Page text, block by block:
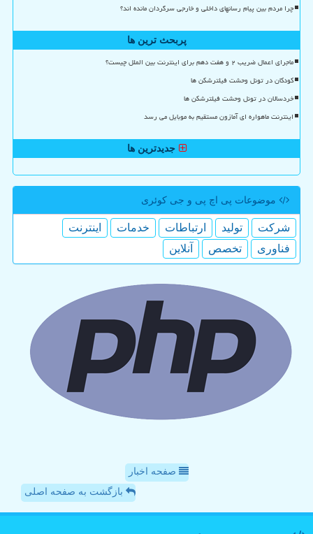
چرا مردم بین پیام رسانهای داخلی و خارجی سرگردان مانده اند؟
پربحث ترین ها
ماجرای اعمال ضریب ۲ و هفت دهم برای اینترنت بین الملل چیست؟
کودکان در تونل وحشت فیلترشکن ها
خردسالان در تونل وحشت فیلترشکن ها
اینترنت ماهواره ای آمازون مستقیم به موبایل می رسد
جدیدترین ها
موضوعات پی اچ پی و جی كوئری
شركت تولید ارتباطات خدمات
اینترنت
فناوری
تخصص آنلاین
صفحه اخبار
بازگشت به صفحه اصلی